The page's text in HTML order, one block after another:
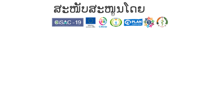
ສະໜັບສະໜູນໂດຍ